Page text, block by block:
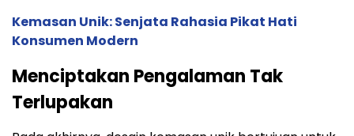
Kemasan Unik: Senjata Rahasia Pikat Hati
Konsumen Modern
Menciptakan Pengalaman Tak
Terlupakan